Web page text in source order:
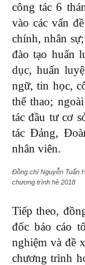
công tác 6
vào các vấn
chính, nhân
đào tạo huấn
dục, huấn
ngữ, tin học,
thể thao;
tác đầu tư cơ
tác Đảng,
nhân viên.
Đồng chí Nguyễn Tuấn
chương trình hè 2018
Tiếp theo,
đốc báo cáo
nghiệm và đề
chương trình